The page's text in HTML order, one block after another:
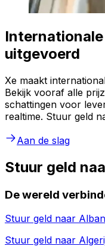
uitgevoerd
Xe maakt
Bekijk vooraf alle
schattingen voor
realtime. Stuur geld
Aan de slag
Stuur geld
De wereld
Stuur geld naar
Stuur geld naar